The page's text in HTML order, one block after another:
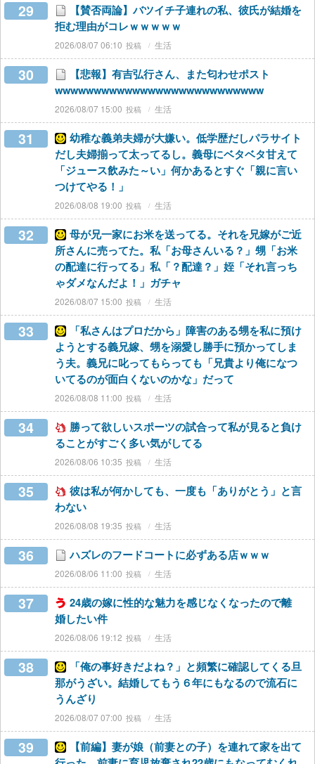
29
【賛否両論】バツイチ子連れの私、彼氏が結婚を
拒む理由がコレｗｗｗｗｗ
2026/08/07 06:10 生活
30
【悲報】有吉弘行さん、また匂わせポスト
wwwwwwwwwwwwwwwwwwwwwwwwwww
2026/08/07 15:00 生活
31
幼稚な義弟夫婦が大嫌い。低学歴だしパラサイト
だし夫婦揃って太ってるし。義母にベタベタ甘えて
「ジュース飲みた～い」何かあるとすぐ「親に言い
つけてやる！」
2026/08/08 19:00 生活
32
母が兄一家にお米を送ってる。それを兄嫁がご近
所さんに売ってた。私「お母さんいる？」甥「お米
の配達に行ってる」私「？配達？」姪「それ言っち
ゃダメなんだよ！」ガチャ
2026/08/07 15:00 生活
33
「私さんはプロだから」障害のある甥を私に預け
ようとする義兄嫁、甥を溺愛し勝手に預かってしま
う夫。義兄に叱ってもらっても「兄貴より俺になつ
いてるのが面白くないのかな」だって
2026/08/08 11:00 生活
34
勝って欲しいスポーツの試合って私が見ると負け
ることがすごく多い気がしてる
2026/08/06 10:35 生活
35
彼は私が何かしても、一度も「ありがとう」と言
わない
2026/08/08 19:35 生活
36 ハズレのフードコートに必ずある店ｗｗｗ
2026/08/06 11:00 生活
37
24歳の嫁に性的な魅力を感じなくなったので離
婚したい件
2026/08/06 19:12 生活
38
「俺の事好きだよね？」と頻繁に確認してくる旦
那がうざい。結婚してもう６年にもなるので流石に
うんざり
2026/08/07 07:00 生活
39
【前編】妻が娘（前妻との子）を連れて家を出て